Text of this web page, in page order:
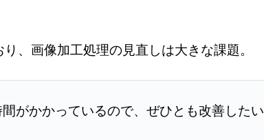
、画像加工処理の見直しは大きな課題。
がかかっているので、ぜひとも改善したい